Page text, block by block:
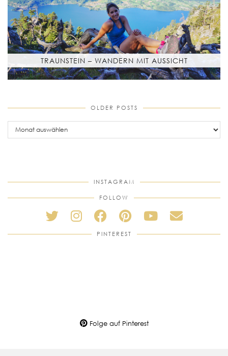
TRAUNSTEIN – WANDERN MIT AUSSICHT
OLDER POSTS
older
posts
INSTAGRAM
FOLLOW
PINTEREST
Folge auf Pinterest